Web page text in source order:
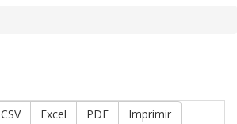
CSV Excel PDF Imprimir